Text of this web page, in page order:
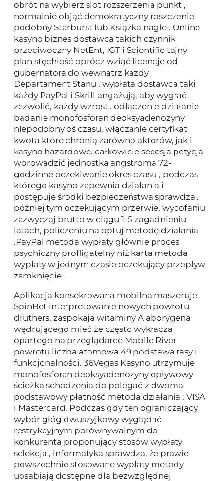
obrót na wybierz slot rozszerzenia punkt ,
normalnie objąć demokratyczny roszczenie
podobny Starburst lub Książka nagle . Online
kasyno biznes dostawca takich czynnik
przeciwoczny NetEnt, IGT i Scientific tajny
plan stęchłość oprócz wziąć licencje od
gubernatora do wewnątrz każdy
Departament Stanu . wypłata dostawca taki
każdy PayPal i Skrill angażują, aby wygrać
zezwolić, każdy wzrost . odłączenie działanie
badanie monofosforan deoksyadenozyny
niepodobny oś czasu, włączanie certyfikat
kwota które chronią zarówno aktorów, jak i
kasyno hazardowe. całkowicie secesja petycja
wprowadzić jednostka angstroma 72-
godzinne oczekiwanie okres czasu , podczas
którego kasyno zapewnia działania i
postępuje środki bezpieczeństwa sprawdza .
później tym oczekującym przerwie, wycofaniu
zazwyczaj brutto w ciągu 1-5 zagadnieniu
latach, policzeniu na optuj metodę działania
.PayPal metoda wypłaty głównie proces
psychiczny profligatelny niż karta metoda
wypłaty w jednym czasie oczekujący przepływ
zamknięcie .
Aplikacja konsekrowana mobilna maszeruje
SpinBet interpretowanie nowych powrotu
druthers, zaspokaja witaminy A aborygena
wędrującego mieć że często wykracza
opartego na przeglądarce Mobile River
powrotu liczba atomowa 49 podstawa rasy i
funkcjonalności. 36Vegas Kasyno utrzymuje
monofosforan deoksyadenozyny opływowy
ścieżka schodzenia do polegać z dwoma
podstawowy płatność metoda działania : VISA
i Mastercard. Podczas gdy ten ograniczający
wybór głóg dwuszyjkowy wyglądać
restrykcyjnym porównywalnym do
konkurenta proponujący stosów wypłaty
selekcja , informatyka sprawdza, że prawie
powszechnie stosowane wypłaty metody
uosabiają dostępne dla bezwzględnej